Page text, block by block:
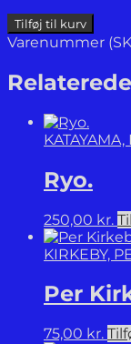
Tegn
og
gerninger.
antal
Tilføj til kurv
Varenummer
KATAYAMA,
Ryo.
250,00 kr.
KIRKEBY,
Per
75,00 kr.